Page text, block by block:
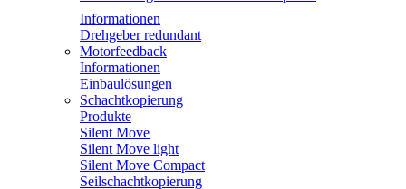
Informationen
Drehgeber redundant
Motorfeedback
Informationen
Einbaulösungen
Schachtkopierung
Produkte
Silent Move
Silent Move light
Silent Move Compact
Seilschachtkopierung